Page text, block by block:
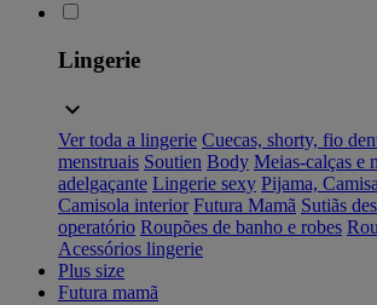
Lingerie
Ver toda a lingerie Cuecas, shorty, fio
menstruais Soutien Body Meias-calças e
adelgaçante Lingerie sexy Pijama,
Camisola interior Futura Mamã Sutiãs
operatório Roupões de banho e robes
Acessórios lingerie
Plus size
Futura mamã